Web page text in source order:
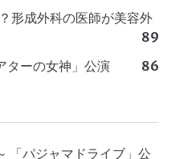
形成外科の医師が美容外
89
ーの女神」公演
86
パジャマドライブ」公